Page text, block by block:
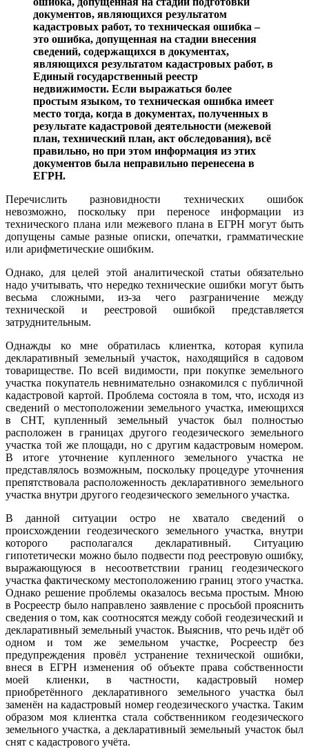
документов, являющихся результатом
кадастровых работ, то техническая ошибка –
это ошибка, допущенная на стадии внесения
сведений, содержащихся в документах,
являющихся результатом кадастровых работ, в
Единый государственный реестр
недвижимости. Если выражаться более
простым языком, то техническая ошибка имеет
место тогда, когда в документах, полученных в
результате кадастровой деятельности (межевой
план, технический план, акт обследования), всё
правильно, но при этом информация из этих
документов была неправильно перенесена в
ЕГРН.
Перечислить разновидности технических ошибок
невозможно, поскольку при переносе информации из
технического плана или межевого плана в ЕГРН могут быть
допущены самые разные описки, опечатки, грамматические
или арифметические ошибким.
Однако, для целей этой аналитической статьи обязательно
надо учитывать, что нередко технические ошибки могут быть
весьма сложными, из-за чего разграничение между
технической и реестровой ошибкой представляется
затруднительным.
Однажды ко мне обратилась клиентка, которая купила
декларативный земельный участок, находящийся в садовом
товариществе. По всей видимости, при покупке земельного
участка покупатель невнимательно ознакомился с публичной
кадастровой картой. Проблема состояла в том, что, исходя из
сведений о местоположении земельного участка, имеющихся
в СНТ, купленный земельный участок был полностью
расположен в границах другого геодезического земельного
участка той же площади, но с другим кадастровым номером.
В итоге уточнение купленного земельного участка не
представлялось возможным, поскольку процедуре уточнения
препятствовала расположенность декларативного земельного
участка внутри другого геодезического земельного участка.
В данной ситуации остро не хватало сведений о
происхождении геодезического земельного участка, внутри
которого располагался декларативный. Ситуацию
гипотетически можно было подвести под реестровую ошибку,
выражающуюся в несоответствии границ геодезического
участка фактическому местоположению границ этого участка.
Однако решение проблемы оказалось весьма простым. Мною
в Росреестр было направлено заявление с просьбой прояснить
сведения о том, как соотносятся между собой геодезический и
декларативный земельный участок. Выяснив, что речь идёт об
одном и том же земельном участке, Росреестр без
предупреждения провёл устранение технической ошибки,
внеся в ЕГРН изменения об объекте права собственности
моей клиенки, в частности, кадастровый номер
приобретённого декларативного земельного участка был
заменён на кадастровый номер геодезического участка. Таким
образом моя клиентка стала собственником геодезического
земельного участка, а декларативный земельный участок был
снят с кадастрового учёта.